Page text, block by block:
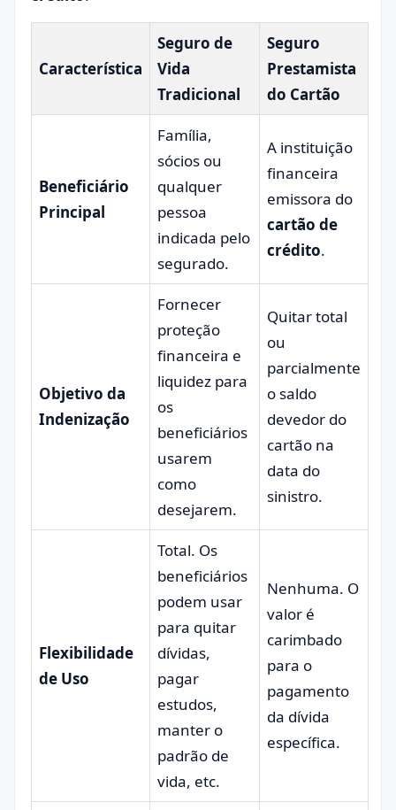
Característica
Seguro de
Vida
Tradicional
Seguro
Prestamista
do Cartão
Beneficiário
Principal
Família,
sócios ou
qualquer
pessoa
indicada pelo
segurado.
A instituição
financeira
emissora do
cartão de
crédito.
Objetivo da
Indenização
Fornecer
proteção
financeira e
liquidez para
os
beneficiários
usarem
como
desejarem.
Quitar total
ou
parcialmente
o saldo
devedor do
cartão na
data do
sinistro.
Flexibilidade
de Uso
Total. Os
beneficiários
podem usar
para quitar
dívidas,
pagar
estudos,
manter o
padrão de
vida, etc.
Nenhuma. O
valor é
carimbado
para o
pagamento
da dívida
específica.